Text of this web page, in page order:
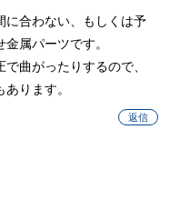
に合わない、もしくは予
属パーツです。
曲がったりするので、
ります。
返信